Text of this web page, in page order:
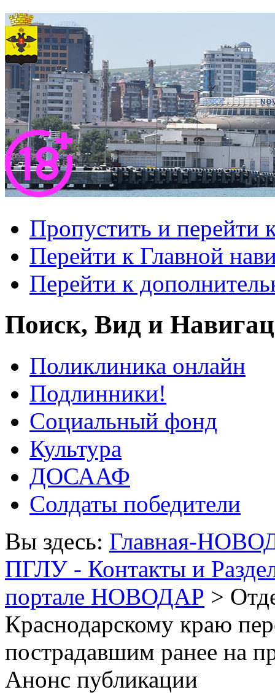
Пропустить и перейти
Перейти к Главной
Перейти к
Поиск, Вид и
Поликлиника онлайн
Подлинники!
Социальный фонд
Культура
ДОСААФ
Солдаты победители
Вы здесь: Главная-
ПГЛУ - Контакты и
портале НОВОДАР >
Краснодарскому краю
пострадавшим ранее на
Анонс публикации